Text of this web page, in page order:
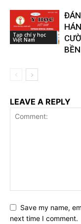
Tạp chí y học
Việt Nam
LEAVE A REPLY
Save my name,
next time I comment.